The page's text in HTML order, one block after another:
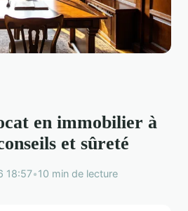
en immobilier à
et sûreté
18:57•10 min de lecture